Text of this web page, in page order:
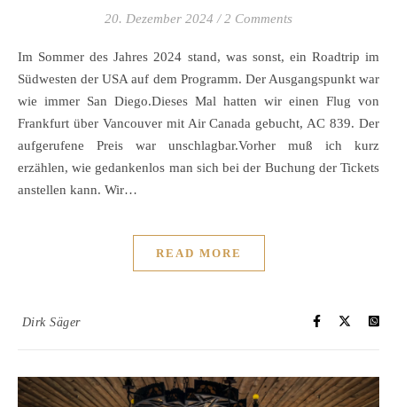
20. Dezember 2024 / 2 Comments
Im Sommer des Jahres 2024 stand, was sonst, ein Roadtrip im
Südwesten der USA auf dem Programm. Der Ausgangspunkt war
wie immer San Diego.Dieses Mal hatten wir einen Flug von
Frankfurt über Vancouver mit Air Canada gebucht, AC 839. Der
aufgerufene Preis war unschlagbar.Vorher muß ich kurz
erzählen, wie gedankenlos man sich bei der Buchung der Tickets
anstellen kann. Wir…
READ MORE
Dirk Säger